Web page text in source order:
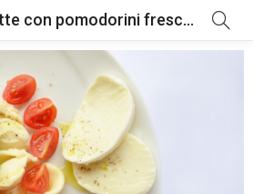
Orecchiette con pomodorini freschi, basilico e mozzarella